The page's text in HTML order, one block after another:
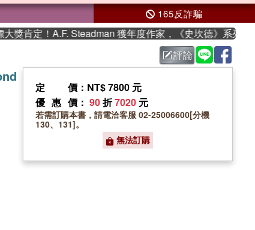
165反詐騙
肯定！A.F. Steadman 獲年度作家，《史坎德》系列帶你
評論
定價 ：NT$ 7800 元
優惠價 ： 90折7020 元
若需訂購本書，請電洽客服 02-25006600[分機
130、131]。
無法訂購